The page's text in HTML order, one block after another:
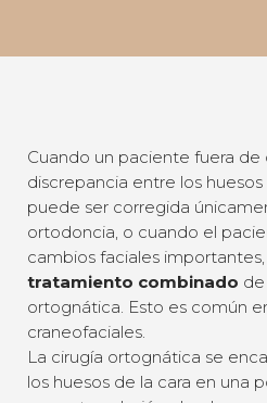
Cuando un paciente fuera
discrepancia entre los
puede ser corregida
ortodoncia, o cuando el
cambios faciales
tratamiento combinado
ortognática. Esto es común
craneofaciales.
La cirugía ortognática se
los huesos de la cara en una